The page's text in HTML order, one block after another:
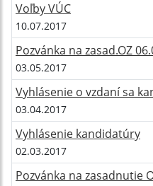
Voľby VÚC
10.07.2017
Pozvánka na zasad.OZ
03.05.2017
Vyhlásenie o vzdaní sa
03.04.2017
Vyhlásenie kandidatúry
02.03.2017
Pozvánka na zasadnutie